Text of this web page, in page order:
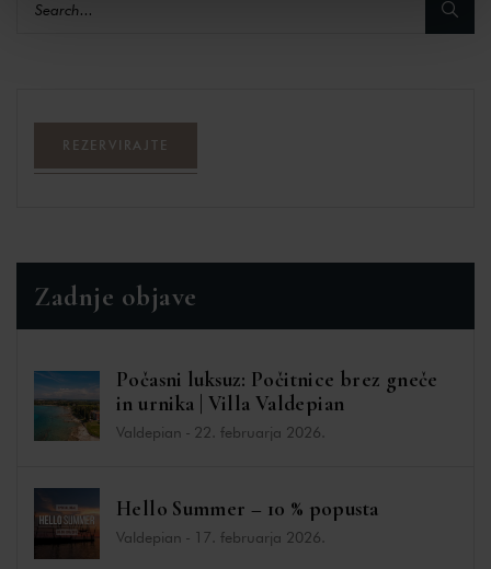
REZERVIRAJTE
Zadnje objave
Počasni luksuz: Počitnice brez gneče
in urnika | Villa Valdepian
Valdepian - 22. februarja 2026.
Hello Summer – 10 % popusta
Valdepian - 17. februarja 2026.